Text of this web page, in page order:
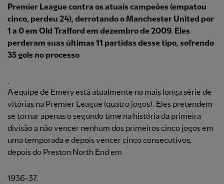
Premier League contra os atuais campeões (empatou
cinco, perdeu 24), derrotando o Manchester United por
1 a 0 em Old Trafford em dezembro de 2009. Eles
perderam suas últimas 11 partidas desse tipo, sofrendo
35 gols no processo
.
A equipe de Emery está atualmente na mais longa série de
vitórias na Premier League (quatro jogos). Eles pretendem
se tornar apenas o segundo time na história da primeira
divisão a não vencer nenhum dos primeiros cinco jogos em
uma temporada e depois vencer cinco consecutivos,
depois do Preston North End em
1936-37.